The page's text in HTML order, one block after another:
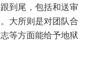
到尾，包括和送审
大所则是对团队合
等方面能给予地狱